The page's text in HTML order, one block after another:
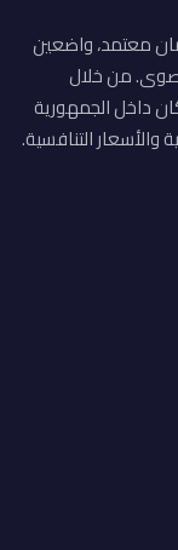
معتمد، واضعين
قصوى. من خلال
داخل الجمهورية
والأسعار التنافسية.